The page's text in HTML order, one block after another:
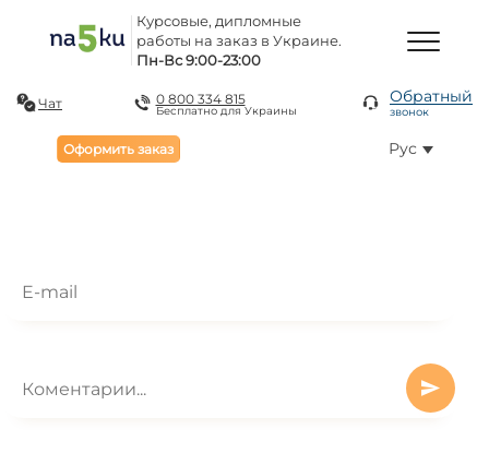
Курсовые, дипломные
работы на заказ в Украине.
Пн-Вс 9:00-23:00
Чат 0 800 334 815
Бесплатно для Украины
Обратный
звонок
Оформить заказ Рус